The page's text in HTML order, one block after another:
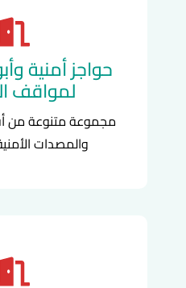
حواجز أمنية
لمواقف
مجموعة متنوعة من
والمصدات